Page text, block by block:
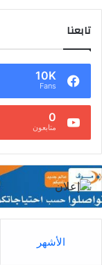
تابعنا
10K
Fans
0
متابعون
الأشهر